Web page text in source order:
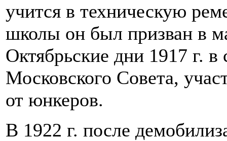
учится в техническую
школы он был призван в
Октябрьские дни 1917 г.
Московского Совета,
от юнкеров.
В 1922 г. после